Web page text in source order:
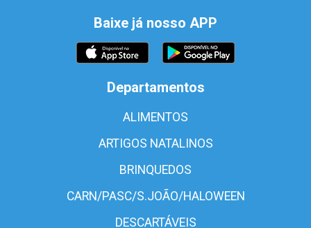
Baixe já nosso APP
Departamentos
ALIMENTOS
ARTIGOS NATALINOS
BRINQUEDOS
CARN/PASC/S.JOÃO/HALOWEEN
DESCARTÁVEIS